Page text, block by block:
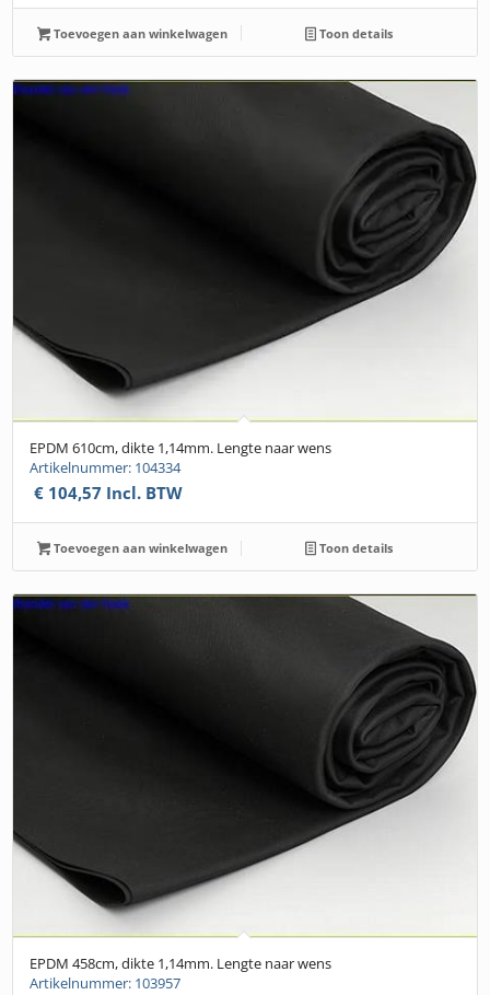
Toevoegen aan winkelwagen Toon details
EPDM 610cm, dikte 1,14mm. Lengte naar wens
Artikelnummer: 104334
€ 104,57 Incl. BTW
Toevoegen aan winkelwagen Toon details
EPDM 458cm, dikte 1,14mm. Lengte naar wens
Artikelnummer: 103957